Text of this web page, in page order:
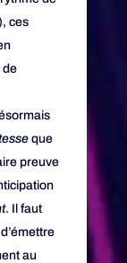
ces
de
que
preuve
. Il faut
au